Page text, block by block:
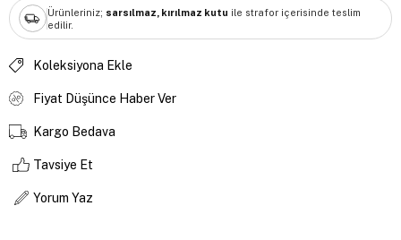
Ürünleriniz; sarsılmaz, kırılmaz kutu ile strafor içerisinde teslim
edilir.
Koleksiyona Ekle
Fiyat Düşünce Haber Ver
Kargo Bedava
Tavsiye Et
Yorum Yaz